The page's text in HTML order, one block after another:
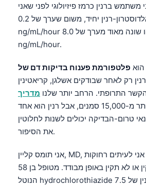
משתמש ברנין כרמז פיזיולוגי לפני שאני
סומך על יחס אלדוסטרון-רנין יחיד, משום שערך של 0.2
ng/mL/hour אומר משהו שונה מאוד מערך של 8.0
ng/mL/hour.
רנין רק לאחר שבודקים אשלגן, קריאטינין, eGFR, נתרן,
התרופתי. הרחב יותר שלנו מדריך
מכסה יותר מ-15,000 סמנים, אבל רנין הוא אחד
טרום-הבדיקה יכולים לשנות לחלוטין
את הסיפור.
אני תומס קליין, MD, ובסקירה קלינית אני לעיתים רחוקות
מטפל ברנין כתקין או לא תקין באופן מבודד. מטופל בן 58
הנוטל hydrochlorothiazide עם רנין של 7.5 ng/mL/hour